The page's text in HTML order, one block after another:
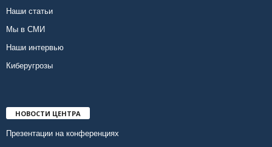
Наши статьи
Мы в СМИ
Наши интервью
Киберугрозы
НОВОСТИ ЦЕНТРА
Презентации на конференциях